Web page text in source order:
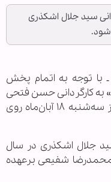
سید جلال اشکذری
ـ با توجه به اتمام پخش
به کارگردانی حسن فتحی
در روزهای آتی، سریال «شاهرگ» از روز سه‌شنبه ۱۸ آبان‌ماه روی
جلال اشکذری در سال
محمدرضا شفیعی برعهده